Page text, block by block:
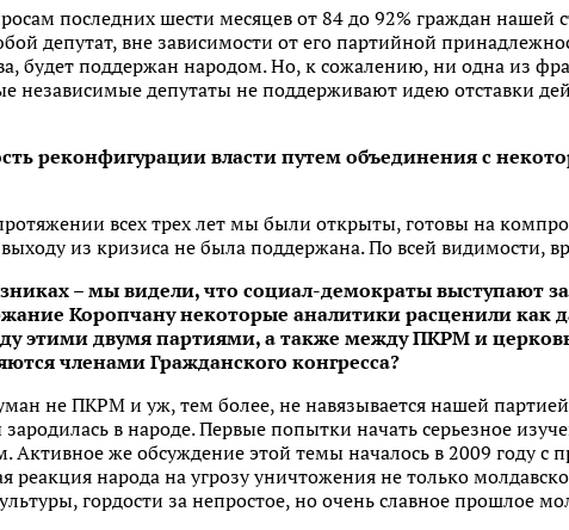
последних шести месяцев от 84 до 92% граждан нашей
депутат, вне зависимости от его партийной
будет поддержан народом. Но, к сожалению, ни одна из
независимые депутаты не поддерживают идею отставки
реконфигурации власти путем объединения с
всех трех лет мы были открыты, готовы на
из кризиса не была поддержана. По всей видимости,
– мы видели, что социал-демократы выступают
Коропчану некоторые аналитики расценили как
этими двумя партиями, а также между ПКРМ и
членами Гражданского конгресса?
не ПКРМ и уж, тем более, не навязывается нашей
в народе. Первые попытки начать серьезное
Активное же обсуждение этой темы началось в 2009 году с
реакция народа на угрозу уничтожения не только
гордости за непростое, но очень славное прошлое